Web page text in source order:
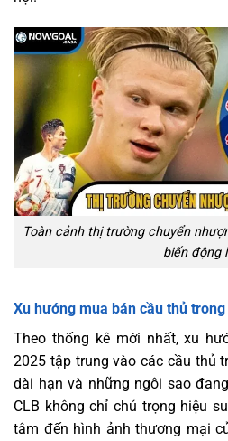
Toàn cảnh thị trường chuyển
biến động
Xu hướng mua bán cầu thủ
Theo thống kê mới nhất, xu
2025 tập trung vào các cầu thủ
dài hạn và những ngôi sao
CLB không chỉ chú trọng hiệu
tâm đến hình ảnh thương mại